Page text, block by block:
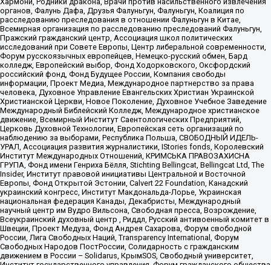
органов, Фалунь Дафа, Друзья Фалуньгун, Фалуньгун, Коалиция по
расследованию преследования в отношении Фалуньгун в Китае,
Всемирная организация по расследованию преследований Фалуньгун,
Пражский гражданский центр, Ассоциация школ политических
исследований при Совете Европы, Центр либеральной современности,
Форум русскоязычных европейцев, Немецко-русский обмен, Бард
колледж, Европейский выбор, Фонд Ходорковского, Оксфордский
российский фонд, Фонд Будущее России, Компания свободы
информации, Проект Медиа, Международное партнерство за права
человека, Духовное Управление Евангельских Христиан Украинской
Христианской Церкви, Новое Поколение, Духовное Учебное Заведение
Международный Библейский Колледж, Международное христианское
движение, Всемирный Институт Саентологических Предприятий,
Церковь Духовной Технологии, Европейская сеть организаций по
наблюдению за выборами, Республика Польша, СВОБОДНЫЙ ИДЕЛЬ-
УРАЛ, Ассоциация развития журналистики, IStories fonds, Королевский
Институт Международных Отношений, КРИМСЬКА ПРАВОЗАХИСНА
ГРУПА, Фонд имени Генриха Бёлля, Stichting Bellingcat, Bellingcat Ltd, The
Insider, Институт правовой инициативы Центральной и Восточной
Европы, Фонд Открытой Эстонии, Calvert 22 Foundation, Канадский
украинский конгресс, Институт Макдональда-Лорье, Украинская
национальная федерация Канады, Декабристы, Международный
научный центр им Вудро Вильсона, Свободная пресса, Возрождение,
Всеукраинский духовный центр , Риддл, Русский антивоенный комитет в
Швеции, Проект Медуза, Фонд Андрея Сахарова, Форум свободной
России, Лига Свободных Наций, Transparеncy International, Форум
Свободных Народов ПостРоссии, Солидарность с гражданским
движением в России – Solidarus, КрымSOS, Свободный университет,